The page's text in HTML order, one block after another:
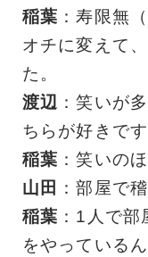
稲葉 ：寿限無
オチに変えて
た。
渡辺 ：笑いが
ちらが好きです
稲葉 ：笑いの
山田
：部屋で
稲葉 ：1人で
をやっている